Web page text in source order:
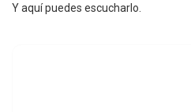
Y aquí puedes escucharlo.